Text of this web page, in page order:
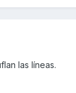
las líneas.